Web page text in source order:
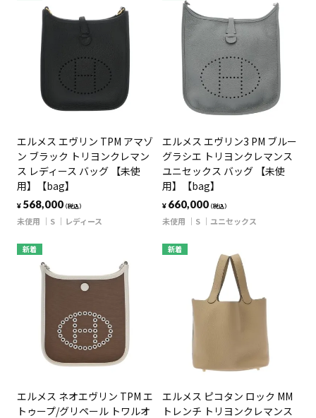
エルメス エヴリン TPM アマゾ
ン ブラック トリヨンクレマン
ス レディース バッグ 【未使
用】【bag】
¥ 568,000（税込）
未使用 S レディース
エルメス エヴリン3 PM ブルー
グラシエ トリヨンクレマンス
ユニセックス バッグ 【未使
用】【bag】
¥ 660,000（税込）
未使用 S ユニセックス
新着
エルメス ネオエヴリン TPM エ
トゥープ/グリペール トワルオ
新着
エルメス ピコタン ロック MM
トレンチ トリヨンクレマンス